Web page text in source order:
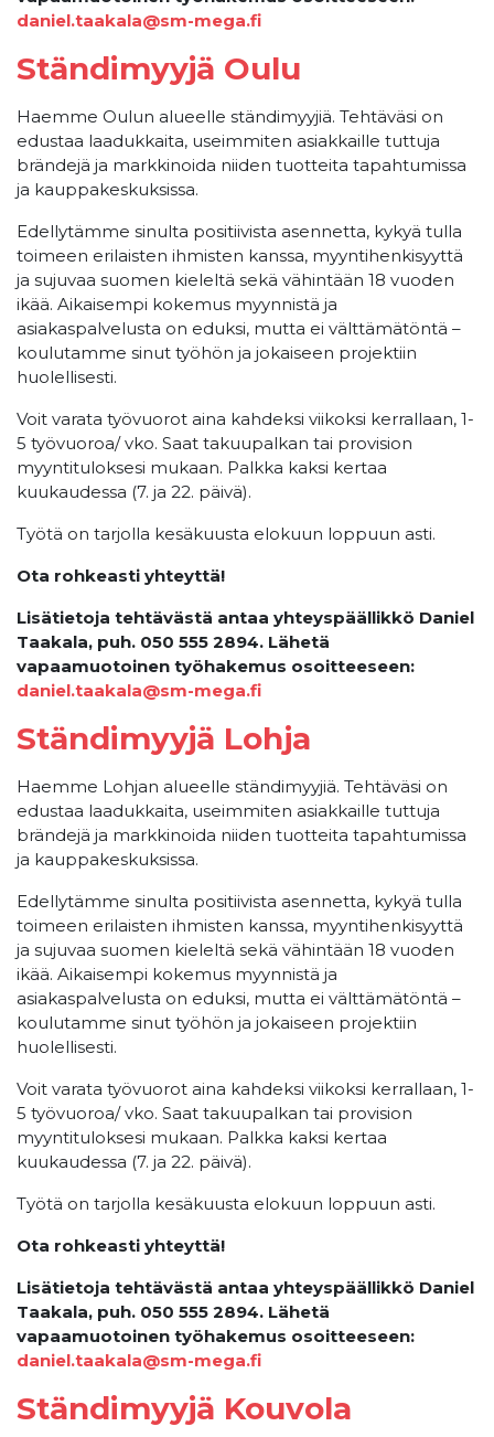
daniel.taakala@sm-mega.fi
Ständimyyjä Oulu
Haemme Oulun alueelle ständimyyjiä. Tehtäväsi on
edustaa laadukkaita, useimmiten asiakkaille tuttuja
brändejä ja markkinoida niiden tuotteita tapahtumissa
ja kauppakeskuksissa.
Edellytämme sinulta positiivista asennetta, kykyä tulla
toimeen erilaisten ihmisten kanssa, myyntihenkisyyttä
ja sujuvaa suomen kieleltä sekä vähintään 18 vuoden
ikää. Aikaisempi kokemus myynnistä ja
asiakaspalvelusta on eduksi, mutta ei välttämätöntä –
koulutamme sinut työhön ja jokaiseen projektiin
huolellisesti.
Voit varata työvuorot aina kahdeksi viikoksi kerrallaan, 1-
5 työvuoroa/ vko. Saat takuupalkan tai provision
myyntituloksesi mukaan. Palkka kaksi kertaa
kuukaudessa (7. ja 22. päivä).
Työtä on tarjolla kesäkuusta elokuun loppuun asti.
Ota rohkeasti yhteyttä!
Lisätietoja tehtävästä antaa yhteyspäällikkö Daniel
Taakala, puh. 050 555 2894. Lähetä
vapaamuotoinen työhakemus osoitteeseen:
daniel.taakala@sm-mega.fi
Ständimyyjä Lohja
Haemme Lohjan alueelle ständimyyjiä. Tehtäväsi on
edustaa laadukkaita, useimmiten asiakkaille tuttuja
brändejä ja markkinoida niiden tuotteita tapahtumissa
ja kauppakeskuksissa.
Edellytämme sinulta positiivista asennetta, kykyä tulla
toimeen erilaisten ihmisten kanssa, myyntihenkisyyttä
ja sujuvaa suomen kieleltä sekä vähintään 18 vuoden
ikää. Aikaisempi kokemus myynnistä ja
asiakaspalvelusta on eduksi, mutta ei välttämätöntä –
koulutamme sinut työhön ja jokaiseen projektiin
huolellisesti.
Voit varata työvuorot aina kahdeksi viikoksi kerrallaan, 1-
5 työvuoroa/ vko. Saat takuupalkan tai provision
myyntituloksesi mukaan. Palkka kaksi kertaa
kuukaudessa (7. ja 22. päivä).
Työtä on tarjolla kesäkuusta elokuun loppuun asti.
Ota rohkeasti yhteyttä!
Lisätietoja tehtävästä antaa yhteyspäällikkö Daniel
Taakala, puh. 050 555 2894. Lähetä
vapaamuotoinen työhakemus osoitteeseen:
daniel.taakala@sm-mega.fi
Ständimyyjä Kouvola